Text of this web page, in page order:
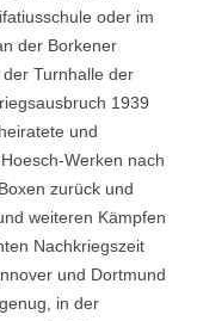
oder im
der Borkener
Turnhalle der
1939
und
Werken nach
zurück und
weiteren Kämpfen
Nachkriegszeit
und Dortmund
in der